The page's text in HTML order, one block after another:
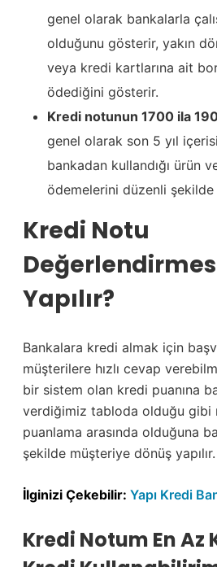
genel olarak bankalarla
olduğunu gösterir, yakın
veya kredi kartlarına ait
ödediğini gösterir.
Kredi notunun 1700 ila
genel olarak son 5 yıl
bankadan kullandığı ürün
ödemelerini düzenli şekilde
Kredi Notu
Yapılır?
Bankalara kredi almak için
müşterilere hızlı cevap
bir sistem olan kredi puanına
verdiğimiz tabloda olduğu gibi
puanlama arasında olduğuna
şekilde müşteriye dönüş yapılır.
İlginizi Çekebilir: Yapı Kredi
Kredi Notum En Az